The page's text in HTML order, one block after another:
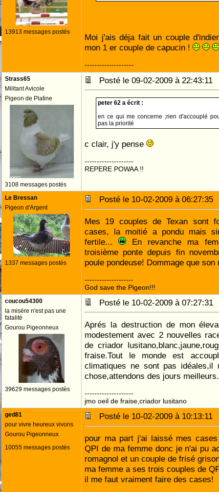
13913 messages postés
Moi j'ais déja fait un couple
mon 1 er couple de capucin !
--------------------
Strass65
Militant Avicole
Pigeon de Platine
3108 messages postés
Posté le 09-02-2009 à
peter 62 a écrit :
en ce qui me concerne ;rien d'accouplé
pas la priorité
c clair, j'y pense
--------------------
REPERE POWAA !!
Le Bressan
Pigeon d'Argent
1337 messages postés
Posté le 10-02-2009 à
Mes 19 couples de Texan sont
cases, la moitié a pondu mais
fertile...
En revanche ma
troisième ponte depuis fin
poule pondeuse! Dommage que
--------------------
God save the Pigeon!!!
coucou54300
la misére n'est pas une
fatalité
Gourou Pigeonneux
39629 messages postés
Posté le 10-02-2009 à
Aprés la destruction de mon
modestement avec 2 nouvelles
de criador
fraise.Tout le monde est
climatiques ne sont pas idéales,il
chose,attendons des jours meilleurs.
--------------------
jmo oeil de fraise,criador lusitano
ged81
pour vivre heureux vivons
Gourou Pigeonneux
10055 messages postés
Posté le 10-02-2009 à
pour ma part j'ai laissé mes
QPI de ma femme donc je n'ai pu
romagnol et un couple de frisé
ma femme a ses trois couples de
il me faut vraiment faire des cases!